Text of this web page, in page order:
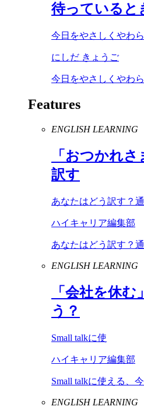
待っていると
今日をやさしくやわら
にしだ きょうご
今日をやさしくやわ
Features
ENGLISH LEARNING
「おつかれ
訳す
あなたはどう訳す？
ハイキャリア編集部
あなたはどう訳す？
ENGLISH LEARNING
「会社を休
う？
Small talkに使
ハイキャリア編集部
Small talkに使える、
ENGLISH LEARNING